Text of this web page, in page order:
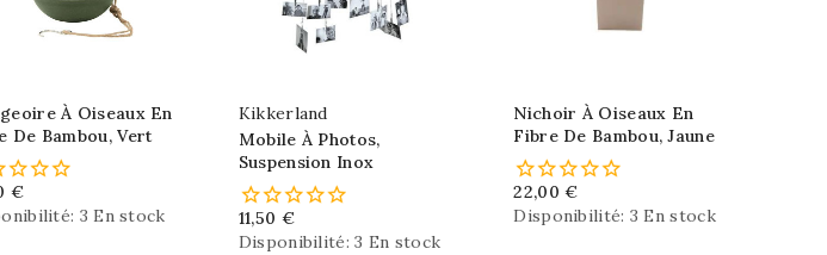
À Oiseaux En
De Bambou, Vert
€
3 En stock
Kikkerland
Mobile À Photos,
Suspension Inox
11,50 €
Disponibilité:3 En stock
Nichoir À Oiseaux En
Fibre De Bambou, Jaune
22,00 €
Disponibilité: 3 En stock